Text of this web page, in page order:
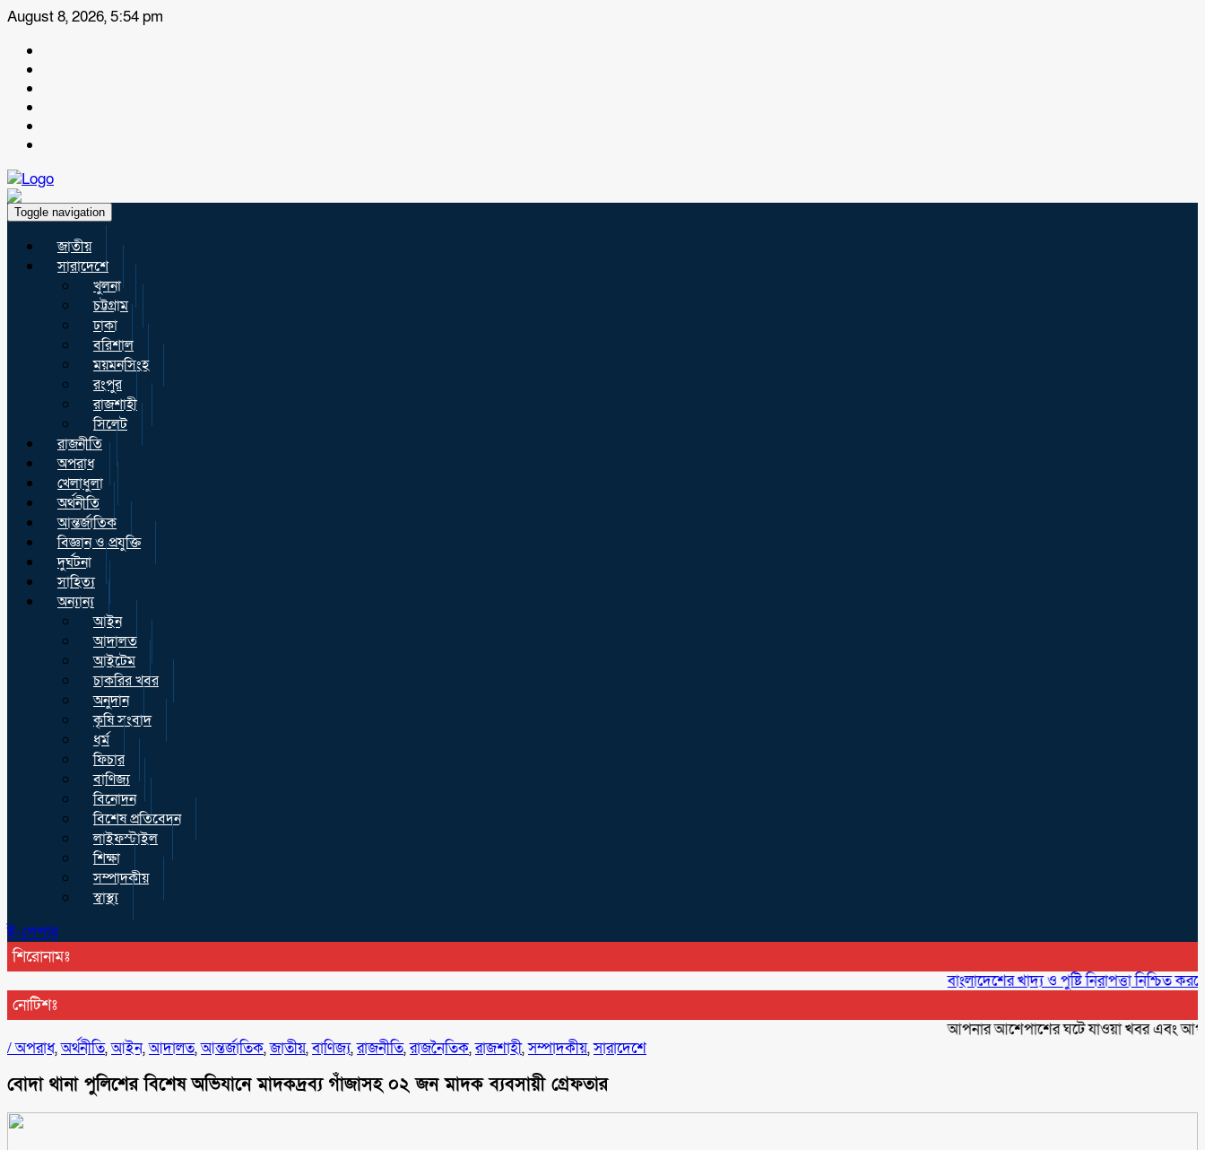
August 8, 2026, 5:54 pm
Toggle navigation
জাতীয়
সারাদেশে
খুলনা
চট্টগ্রাম
ঢাকা
বরিশাল
ময়মনসিংহ
রংপুর
রাজশাহী
সিলেট
রাজনীতি
অপরাধ
খেলাধুলা
অর্থনীতি
আন্তর্জাতিক
বিজ্ঞান ও প্রযুক্তি
দুর্ঘটনা
সাহিত্য
অন্যান্য
আইন
আদালত
আইটেম
চাকরির খবর
অনুদান
কৃষি সংবাদ
ধর্ম
ফিচার
বাণিজ্য
বিনোদন
বিশেষ প্রতিবেদন
লাইফস্টাইল
শিক্ষা
সম্পাদকীয়
স্বাস্থ্য
ই-পেপার
শিরোনামঃ
বাংলাদেশের খাদ্য ও পুষ্টি নিরাপত্তা নিশ্চিত করতে
নোটিশঃ
আপনার আশেপাশের ঘটে যাওয়া খবর এবং আপনার
/অপরাধ,অর্থনীতি,আইন,আদালত,আন্তর্জাতিক,জাতীয়,বাণিজ্য,রাজনীতি,রাজনৈতিক,রাজশাহী,সম্পাদকীয়,সারাদেশে
বোদা থানা পুলিশের বিশেষ অভিযানে মাদকদ্রব্য গাঁজাসহ ০২ জন মাদক ব্যবসায়ী গ্রেফতার